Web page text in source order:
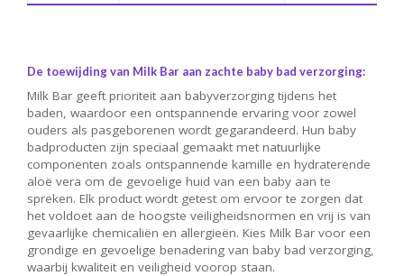
De toewijding van Milk Bar aan zachte baby bad verzorging:
Milk Bar geeft prioriteit aan babyverzorging tijdens het
baden, waardoor een ontspannende ervaring voor zowel
ouders als pasgeborenen wordt gegarandeerd. Hun baby
badproducten zijn speciaal gemaakt met natuurlijke
componenten zoals ontspannende kamille en hydraterende
aloë vera om de gevoelige huid van een baby aan te
spreken. Elk product wordt getest om ervoor te zorgen dat
het voldoet aan de hoogste veiligheidsnormen en vrij is van
gevaarlijke chemicaliën en allergieën. Kies Milk Bar voor een
grondige en gevoelige benadering van baby bad verzorging,
waarbij kwaliteit en veiligheid voorop staan.